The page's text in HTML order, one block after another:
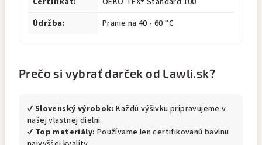
Údržba:
Pranie na 40 - 60 °C
Prečo si vybrať darček od Lawli.sk?
✔ Slovenský výrobok: Každú výšivku pripravujeme v
našej vlastnej dielni.
✔ Top materiály: Používame len certifikovanú bavlnu